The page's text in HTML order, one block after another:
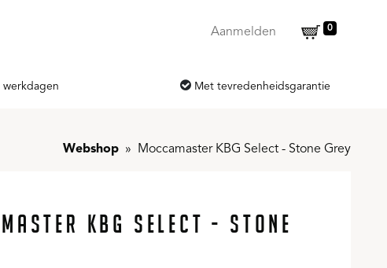
Aanmelden 0
Met tevredenheidsgarantie
Webshop Moccamaster KBG Select - Stone Grey
KBG SELECT - STONE